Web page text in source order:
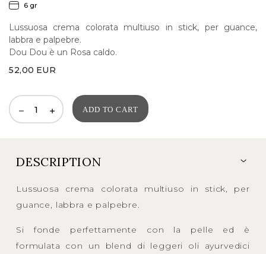
6 gr
Lussuosa crema colorata multiuso in stick, per guance,
labbra e palpebre.
Dou Dou è un Rosa caldo.
52,00 EUR
ADD TO CART
DESCRIPTION
Lussuosa crema colorata multiuso in stick, per
guance, labbra e palpebre.
Si fonde perfettamente con la pelle ed è
formulata con un blend di leggeri oli ayurvedici